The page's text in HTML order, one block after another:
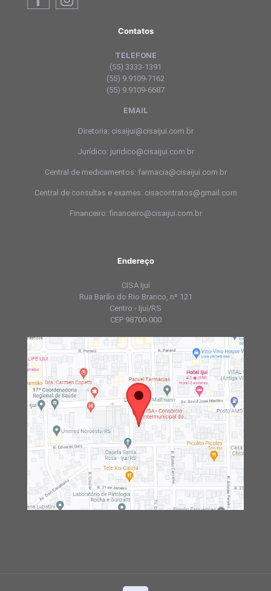
Contatos
TELEFONE
(55) 3333-1391
(55) 9.9109-7162
(55) 9.9109-6687
EMAIL
Diretoria: cisaijui@cisaijui.com.br
Jurídico: juridico@cisaijui.com.br
Central de medicamentos: farmacia@cisaijui.com.br
Central de consultas e exames: cisacontratos@gmail.com
Financeiro: financeiro@cisaijui.com.br
Endereço
CISA Ijuí
Rua Barão do Rio Branco, nº 121
Centro - Ijuí/RS
CEP 98700-000